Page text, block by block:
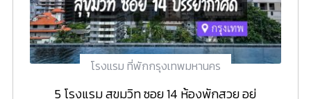
โรงแรม ที่พักกรุงเทพมหานคร
5 โรงแรม สุขุมวิท ซอย 14 ห้องพักสวย อยู่